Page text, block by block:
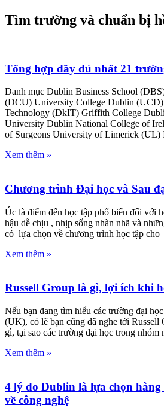
Tìm trường và chuẩn bị
Tổng hợp đầy đủ nhất 21
Danh mục Dublin Business School
(DCU) University College Dublin
Technology (DkIT) Griffith College
University Dublin National College of
of Surgeons University of Limerick (UL)
Xem thêm »
Chương trình Đại học và Sau
Úc là điểm đến học tập phổ biến đối với
hậu dễ chịu , nhịp sống nhàn nhã và
có lựa chọn về chương trình học tập cho
Xem thêm »
Russell Group là gì, lợi ích khi
Nếu bạn đang tìm hiểu các trường đại
(UK), có lẽ bạn cũng đã nghe tới Russell
gì, tại sao các trường đại học trong nhóm
Xem thêm »
4 lý do Dublin là lựa chọn
về công nghệ